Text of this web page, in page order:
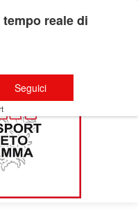
reale di
Seguici